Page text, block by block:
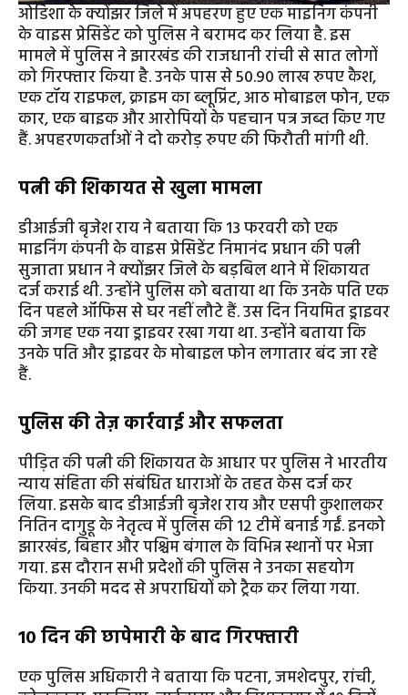
ओडिशा के क्योंझर जिले में अपहरण हुए एक माइनिंग कंपनी
के वाइस प्रेसिडेंट को पुलिस ने बरामद कर लिया है. इस
मामले में पुलिस ने झारखंड की राजधानी रांची से सात लोगों
को गिरफ्तार किया है. उनके पास से 50.90 लाख रुपए कैश,
एक टॉय राइफल, क्राइम का ब्लूप्रिंट, आठ मोबाइल फोन, एक
कार, एक बाइक और आरोपियों के पहचान पत्र जब्त किए गए
हैं. अपहरणकर्ताओं ने दो करोड़ रुपए की फिरौती मांगी थी.
पत्नी की शिकायत से खुला मामला
डीआईजी बृजेश राय ने बताया कि 13 फरवरी को एक
माइनिंग कंपनी के वाइस प्रेसिडेंट निमानंद प्रधान की पत्नी
सुजाता प्रधान ने क्योंझर जिले के बड़बिल थाने में शिकायत
दर्ज कराई थी. उन्होंने पुलिस को बताया था कि उनके पति एक
दिन पहले ऑफिस से घर नहीं लौटे हैं. उस दिन नियमित ड्राइवर
की जगह एक नया ड्राइवर रखा गया था. उन्होंने बताया कि
उनके पति और ड्राइवर के मोबाइल फोन लगातार बंद जा रहे
हैं.
पुलिस की तेज़ कार्रवाई और सफलता
पीड़ित की पत्नी की शिकायत के आधार पर पुलिस ने भारतीय
न्याय संहिता की संबंधित धाराओं के तहत केस दर्ज कर
लिया. इसके बाद डीआईजी बृजेश राय और एसपी कुशालकर
नितिन दागुडू के नेतृत्व में पुलिस की 12 टीमें बनाई गईं. इनको
झारखंड, बिहार और पश्चिम बंगाल के विभिन्न स्थानों पर भेजा
गया. इस दौरान सभी प्रदेशों की पुलिस ने उनका सहयोग
किया. उनकी मदद से अपराधियों को ट्रैक कर लिया गया.
10दिन की छापेमारी के बाद गिरफ्तारी
एक पुलिस अधिकारी ने बताया कि पटना, जमशेदपुर, रांची,